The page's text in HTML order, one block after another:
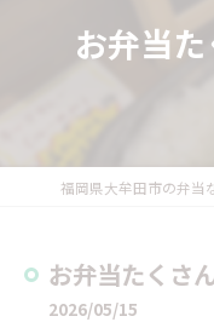
お弁当
お弁当たくさ
2026/05/15